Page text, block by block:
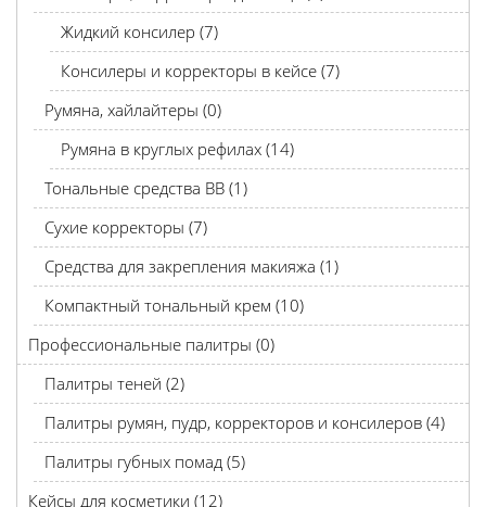
Жидкий консилер (7)
Консилеры и корректоры в кейсе (7)
Румяна, хайлайтеры (0)
Румяна в круглых рефилах (14)
Тональные средства BB (1)
Сухие корректоры (7)
Средства для закрепления макияжа (1)
Компактный тональный крем (10)
Профессиональные палитры (0)
Палитры теней (2)
Палитры румян, пудр, корректоров и консилеров (4)
Палитры губных помад (5)
Кейсы для косметики (12)